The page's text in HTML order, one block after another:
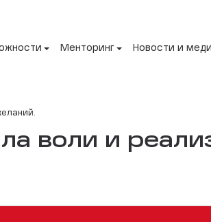
Менторинг Новости и
воли и